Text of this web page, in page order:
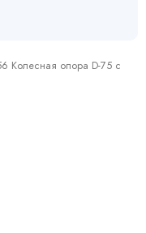
Колесная опора D-75 с